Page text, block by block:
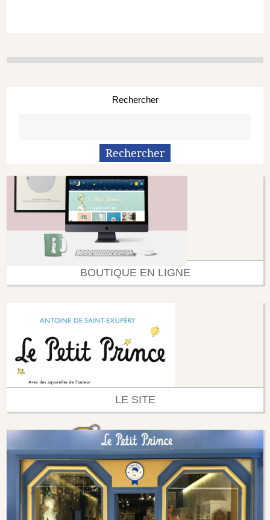
Rechercher
BOUTIQUE EN LIGNE
LE SITE